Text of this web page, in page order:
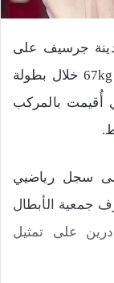
جرسيف على
الرتبة الثالثة في فئة الكبار لوزن أقل من 67kg خلال بطولة
أُقيمت بالمركب
سجل رياضيي
جمعية الأبطال
على تمثيل